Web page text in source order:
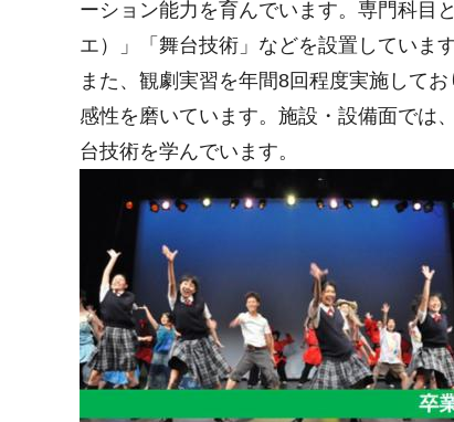
ーション能力を育んでいます。専門科目
エ）」「舞台技術」などを設置しています
また、観劇実習を年間8回程度実施して
感性を磨いています。施設・設備面では
台技術を学んでいます。